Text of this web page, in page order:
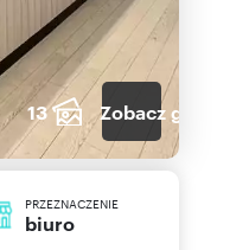
13 Zobacz galerię
PRZEZNACZENIE
biuro